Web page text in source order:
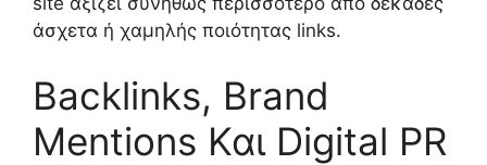
άσχετα ή χαμηλής ποιότητας links.
Backlinks, Brand
Mentions Και Digital PR